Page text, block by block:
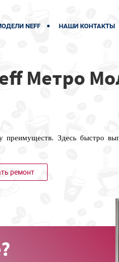
NEFF НАШИ КОНТАКТЫ
Метро
преимуществ. Здесь быстро
ремонт